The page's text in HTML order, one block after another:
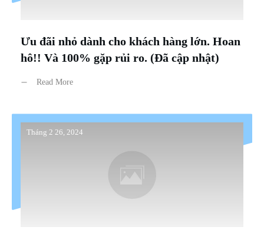
Ưu đãi nhỏ dành cho khách hàng lớn. Hoan
hô!! Và 100% gặp rủi ro. (Đã cập nhật)
Read More
Tháng 2 26, 2024